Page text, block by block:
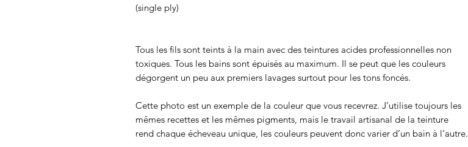
(single ply)
Tous les fils sont teints à la main avec des teintures acides professionnelles non
toxiques. Tous les bains sont épuisés au maximum. Il se peut que les couleurs
dégorgent un peu aux premiers lavages surtout pour les tons foncés.
Cette photo est un exemple de la couleur que vous recevrez. J’utilise toujours les
mêmes recettes et les mêmes pigments, mais le travail artisanal de la teinture
rend chaque écheveau unique, les couleurs peuvent donc varier d’un bain à l’autre.